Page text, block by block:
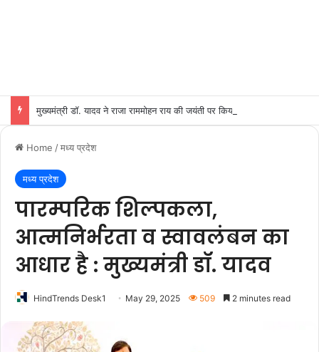
मुख्यमंत्री डॉ. यादव ने राजा राममोहन राय की जयंती पर किया नमन
Home /मध्य प्रदेश
मध्य प्रदेश
पारम्परिक शिल्पकला,
आत्मनिर्भरता व स्वावलंबन का
आधार है : मुख्यमंत्री डॉ. यादव
HindTrends Desk1 May 29, 2025 509 2 minutes read